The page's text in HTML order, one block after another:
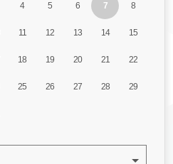
4 5 6 7 8
11 12 13 14 15
18 19 20 21 22
25 26 27 28 29